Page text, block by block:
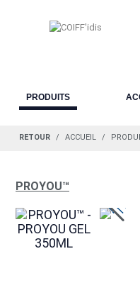
PRODUITS
RETOUR ACCUEIL
PROYOU™